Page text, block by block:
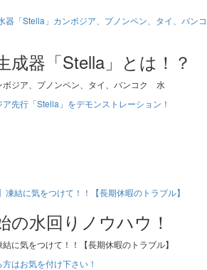
成器「Stella」とは！？
ボジア、プノンペン、タイ、バンコク 水
先行「Stella」をデモンストレーション！
の水回りノウハウ！
結に気をつけて！！【長期休暇のトラブル】
はお気を付け下さい！